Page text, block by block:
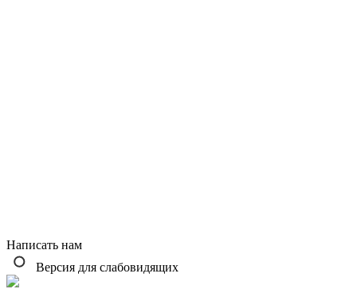
Написать нам
Версия для слабовидящих